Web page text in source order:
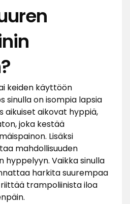
keiden käyttöön
sinulla on isompia lapsia
aikuiset aikovat hyppiä,
joka kestää
Lisäksi
mahdollisuuden
hyppelyyn. Vaikka sinulla
harkita suurempaa
trampoliinista iloa